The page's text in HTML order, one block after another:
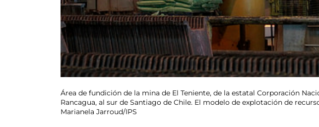
Área de fundición de la mina de El Teniente, de la estatal Corporación
Rancagua, al sur de Santiago de Chile. El modelo de explotación de
Marianela Jarroud/IPS